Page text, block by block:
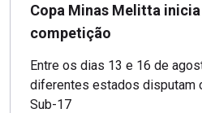
Copa Minas Melitta
competição
Entre os dias 13 e 16 de
diferentes estados disputam
Sub-17